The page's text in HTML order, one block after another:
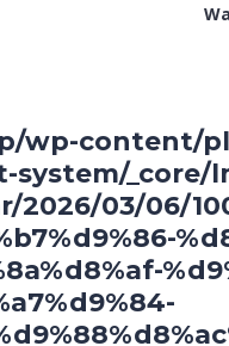
wp-content/
_core/
03/06/